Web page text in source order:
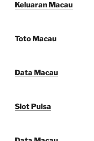
Keluaran Macau
Toto Macau
Data Macau
Slot Pulsa